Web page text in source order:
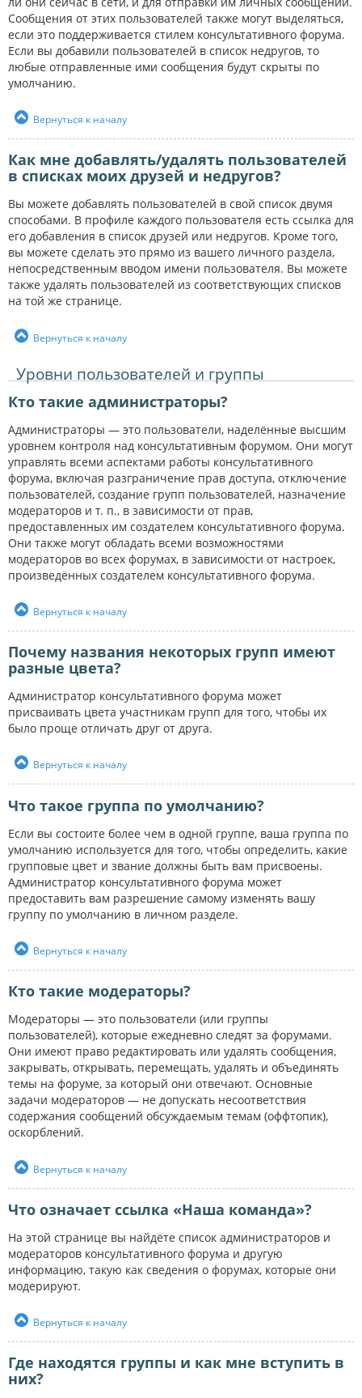
Сообщения от этих пользователей также могут выделяться,
если это поддерживается стилем консультативного форума.
Если вы добавили пользователей в список недругов, то
любые отправленные ими сообщения будут скрыты по
умолчанию.
Вернуться к началу
Как мне добавлять/удалять пользователей
в списках моих друзей и недругов?
Вы можете добавлять пользователей в свой список двумя
способами. В профиле каждого пользователя есть ссылка для
его добавления в список друзей или недругов. Кроме того,
вы можете сделать это прямо из вашего личного раздела,
непосредственным вводом имени пользователя. Вы можете
также удалять пользователей из соответствующих списков
на той же странице.
Вернуться к началу
Уровни пользователей и группы
Кто такие администраторы?
Администраторы — это пользователи, наделённые высшим
уровнем контроля над консультативным форумом. Они могут
управлять всеми аспектами работы консультативного
форума, включая разграничение прав доступа, отключение
пользователей, создание групп пользователей, назначение
модераторов и т. п., в зависимости от прав,
предоставленных им создателем консультативного форума.
Они также могут обладать всеми возможностями
модераторов во всех форумах, в зависимости от настроек,
произведённых создателем консультативного форума.
Вернуться к началу
Почему названия некоторых групп имеют
разные цвета?
Администратор консультативного форума может
присваивать цвета участникам групп для того, чтобы их
было проще отличать друг от друга.
Вернуться к началу
Что такое группа по умолчанию?
Если вы состоите более чем в одной группе, ваша группа по
умолчанию используется для того, чтобы определить, какие
групповые цвет и звание должны быть вам присвоены.
Администратор консультативного форума может
предоставить вам разрешение самому изменять вашу
группу по умолчанию в личном разделе.
Вернуться к началу
Кто такие модераторы?
Модераторы — это пользователи (или группы
пользователей), которые ежедневно следят за форумами.
Они имеют право редактировать или удалять сообщения,
закрывать, открывать, перемещать, удалять и объединять
темы на форуме, за который они отвечают. Основные
задачи модераторов — не допускать несоответствия
содержания сообщений обсуждаемым темам (оффтопик),
оскорблений.
Вернуться к началу
Что означает ссылка «Наша команда»?
На этой странице вы найдёте список администраторов и
модераторов консультативного форума и другую
информацию, такую как сведения о форумах, которые они
модерируют.
Вернуться к началу
Где находятся группы и как мне вступить в
них?